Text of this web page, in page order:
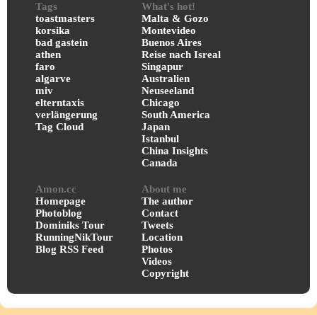
Tags
toastmasters
korsika
bad gastein
athen
faro
algarve
miv
elterntaxis
verlängerung
Tag Cloud
What's hot!
Malta & Gozo
Montevideo
Buenos Aires
Reise nach Isreal
Singapur
Australien
Neuseeland
Chicago
South America
Japan
Istanbul
China Insights
Canada
Amon.cc
Homepage
Photoblog
Dominiks Tour
RunningNikTour
Blog RSS Feed
About me
The author
Contact
Tweets
Location
Photos
Videos
Copyright